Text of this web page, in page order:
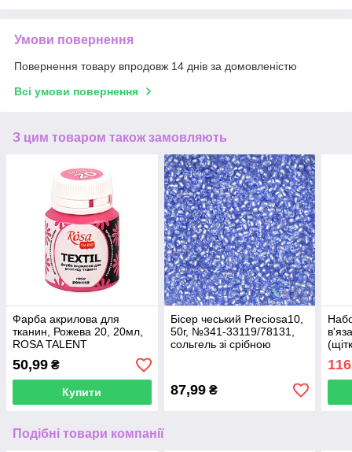
Умови повернення
Повернення товару впродовж 14 днів за домовленістю
Всі умови повернення
З цим товаром також замовляють
Фарба акрилова для
тканин, Рожева 20, 20мл,
ROSA TALENT
50,99 ₴
Купити
Бісер чеський Preciosa10,
50г, №341-33119/78131,
сольгель зі срібною
87,99₴
116
Подібні товари компанії